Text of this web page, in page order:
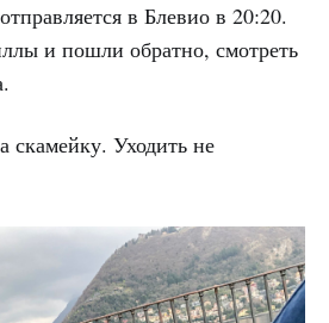
в Блевио в 20:20.
и пошли обратно, смотреть
скамейку. Уходить не